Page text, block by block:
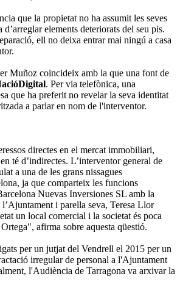
que la propietat no ha assumit les seves
d’arreglar elements deteriorats del seu pis.
ell no deixa entrar mai ningú a casa
Muñoz coincideix amb la que una font de
. Per via telefònica, una
que ha preferit no revelar la seva identitat
a parlar en nom de l'interventor.
directes en el mercat immobiliari,
té d’indirectes. L’interventor general de
a una de les grans nissagues
ja que comparteix les funcions
Nuevas Inversiones SL amb la
i parella seva, Teresa Llor
un local comercial i la societat és poca
afirma sobre aquesta qüestió.
per un jutjat del Vendrell el 2015 per un
irregular de personal a l'Ajuntament
l'Audiència de Tarragona va arxivar la